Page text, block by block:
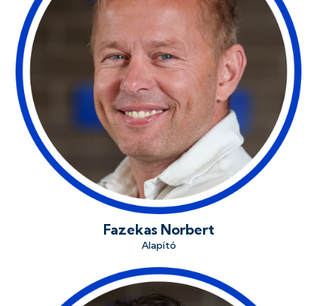
Fazekas Norbert
Alapító